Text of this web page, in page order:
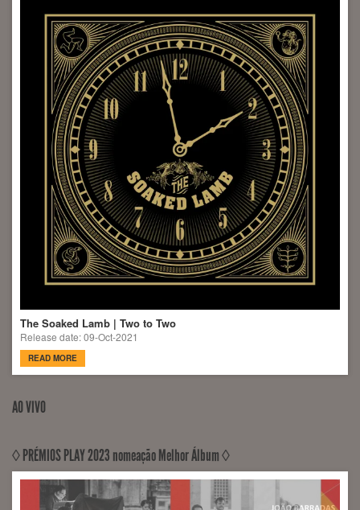
The Soaked Lamb | Two to Two
Release date: 09-Oct-2021
READ MORE
AO VIVO
◊ PRÉMIOS PLAY 2023 nomeação Melhor Álbum ◊